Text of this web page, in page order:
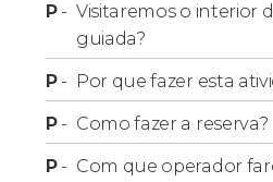
P- Visitaremos o interior
guiada?
P- Por que fazer esta
P- Como fazer a reserva?
P- Com que operador